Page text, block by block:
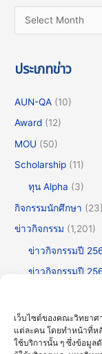
เว็บไซต์ของคณะวิทยา
แต่ละคน โดยทำหน้าที่ห
ใช้บริการนั้น ๆ ซึ่งข้อมูล
ประเภทข่าว
AUN-QA (10)
Award (12)
MOU (50)
Scholarship (11)
ทุน Alpha (3)
กิจกรรมนักศึกษา (23)
ข่าวกิจกรรม (1,201)
ข่าวกิจกรรมปี
ข่าวกิจกรรมปี
ข่าวกิจกรรมปี
ข่าวกิจกรรมปี